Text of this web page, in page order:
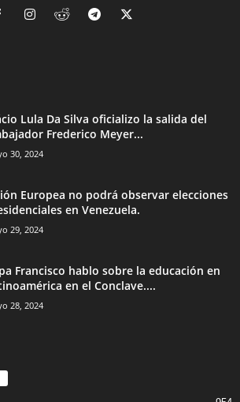
Lula Da Silva oficializo la salida del
Frederico Meyer...
30, 2024
Europea no podrá observar elecciones
en Venezuela.
29, 2024
Francisco hablo sobre la educación en
en el Conclave....
28, 2024